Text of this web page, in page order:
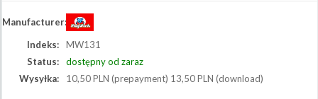
Manufacturer:
Indeks:
MW131
Status:
dostępny od zaraz
Wysyłka:
10,50 PLN (prepayment) 13,50 PLN (download)